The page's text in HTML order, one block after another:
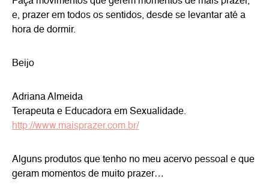
e, prazer em todos os sentidos, desde se levantar até a
hora de dormir.
Beijo
Adriana Almeida
Terapeuta e Educadora em Sexualidade.
http://www.maisprazer.com.br/
Alguns produtos que tenho no meu acervo pessoal e que
geram momentos de muito prazer…